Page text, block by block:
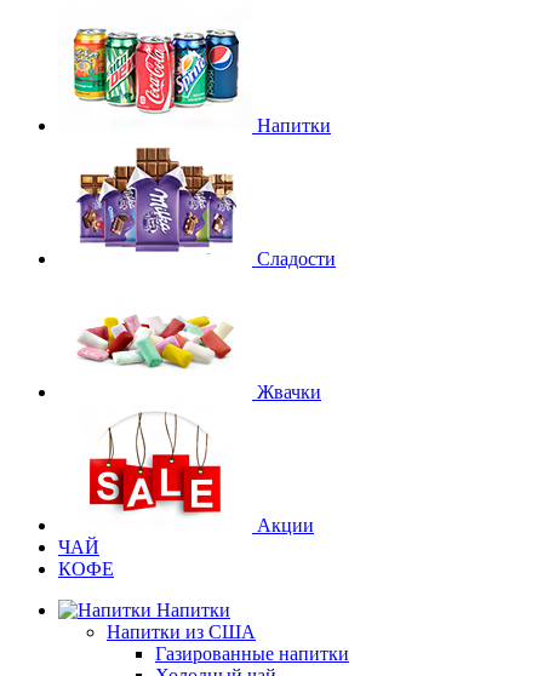
Напитки
Сладости
Жвачки
Акции
ЧАЙ
КОФЕ
Напитки
Напитки из США
Газированные напитки